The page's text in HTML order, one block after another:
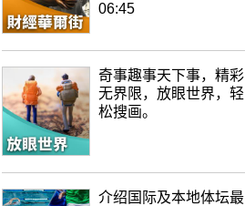
06:45
奇事趣事天下事，精彩
无界限，放眼世界，轻
松搜画。
介绍国际及本地体坛最